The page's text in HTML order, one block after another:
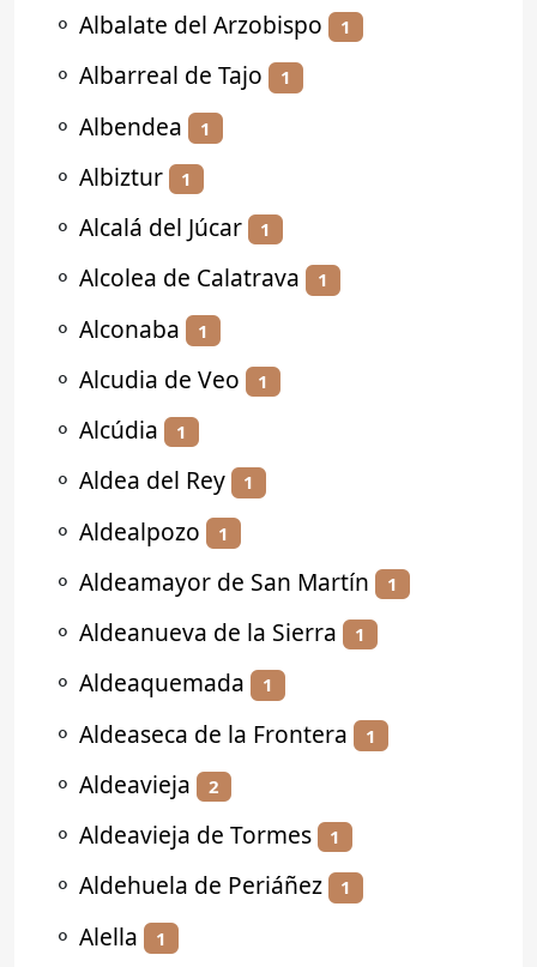
⚬ Albalate del Arzobispo 1
⚬ Albarreal de Tajo 1
⚬ Albendea 1
⚬ Albiztur 1
⚬ Alcalá del Júcar 1
⚬ Alcolea de Calatrava 1
⚬ Alconaba 1
⚬ Alcudia de Veo 1
⚬ Alcúdia 1
⚬ Aldea del Rey 1
⚬ Aldealpozo 1
⚬ Aldeamayor de San Martín 1
⚬ Aldeanueva de la Sierra 1
⚬ Aldeaquemada 1
⚬ Aldeaseca de la Frontera 1
⚬ Aldeavieja 2
⚬ Aldeavieja de Tormes 1
⚬ Aldehuela de Periáñez 1
⚬ Alella 1